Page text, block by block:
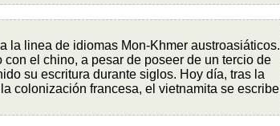
la linea de idiomas Mon-Khmer austroasiáticos.
el chino, a pesar de poseer de un tercio de
su escritura durante siglos. Hoy día, tras la
colonización francesa, el vietnamita se escribe